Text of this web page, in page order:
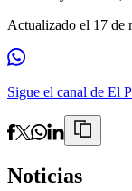
Actualizado el 17 de
Sigue el canal de El
Noticias